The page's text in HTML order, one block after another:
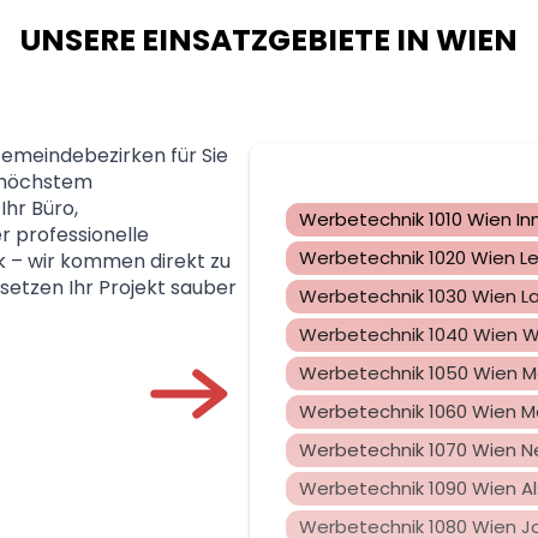
UNSERE EINSATZGEBIETE IN WIEN
für Sie
Büro,
professionelle
– wir kommen direkt zu
Ihr Projekt sauber
Werbetechnik 1010 Wien
Werbetechnik 1020 Wien
Werbetechnik 1030 Wien
Werbetechnik 1040 Wien
Werbetechnik 1050 Wien
Werbetechnik 1060 Wien
Werbetechnik 1070 Wien
Werbetechnik 1090 Wien
Werbetechnik 1080 Wien